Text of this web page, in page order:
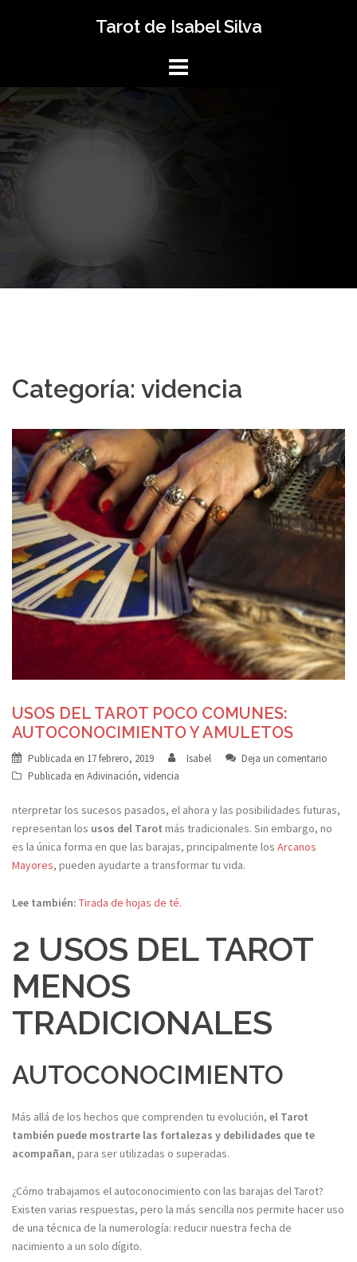
Tarot de Isabel Silva
Categoría: videncia
USOS DEL TAROT POCO COMUNES:
AUTOCONOCIMIENTO Y AMULETOS
Publicada en 17 febrero, 2019 Isabel
Deja un comentario
Publicada en Adivinación, videncia
nterpretar los sucesos pasados, el ahora y las posibilidades futuras,
representan los usos del Tarot más tradicionales. Sin embargo, no
es la única forma en que las barajas, principalmente los Arcanos
Mayores, pueden ayudarte a transformar tu vida.
Lee también: Tirada de hojas de té.
2 USOS DEL TAROT
MENOS
TRADICIONALES
AUTOCONOCIMIENTO
Más allá de los hechos que comprenden tu evolución, el Tarot
también puede mostrarte las fortalezas y debilidades que te
acompañan, para ser utilizadas o superadas.
¿Cómo trabajamos el autoconocimiento con las barajas del Tarot?
Existen varias respuestas, pero la más sencilla nos permite hacer uso
de una técnica de la numerología: reducir nuestra fecha de
nacimiento a un solo dígito.